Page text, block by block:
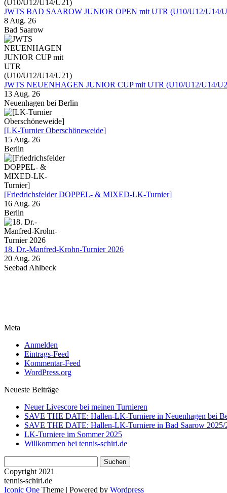
JWTS BAD SAAROW JUNIOR OPEN mit UTR (U10/U12/U14/
8 Aug. 26
Bad Saarow
JWTS NEUENHAGEN JUNIOR CUP mit UTR (U10/U12/U14/
13 Aug. 26
Neuenhagen bei Berlin
[LK-Turnier Oberschöneweide]
15 Aug. 26
Berlin
[Friedrichsfelder DOPPEL- & MIXED-LK-Turnier]
16 Aug. 26
Berlin
18. Dr.-Manfred-Krohn-Turnier 2026
20 Aug. 26
Seebad Ahlbeck
Meta
Anmelden
Eintrags-Feed
Kommentar-Feed
WordPress.org
Neueste Beiträge
Neuer Livescore bei meinen Turnieren
SAVE THE DATE: Hallen-LK-Turniere in Neuenhagen bei
SAVE THE DATE: Hallen-LK-Turniere in Bad Saarow 2025/
LK-Turniere im Sommer 2025
Willkommen bei tennis-schiri.de
nach:
Copyright 2021
tennis-schiri.de
Iconic One Theme | Powered by Wordpress